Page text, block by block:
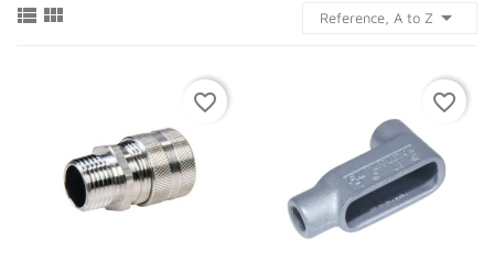
  Reference, A to Z 
favorite_border favorite_border